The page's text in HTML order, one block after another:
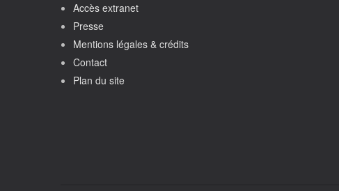
Accès extranet
Presse
Mentions légales & crédits
Contact
Plan du site